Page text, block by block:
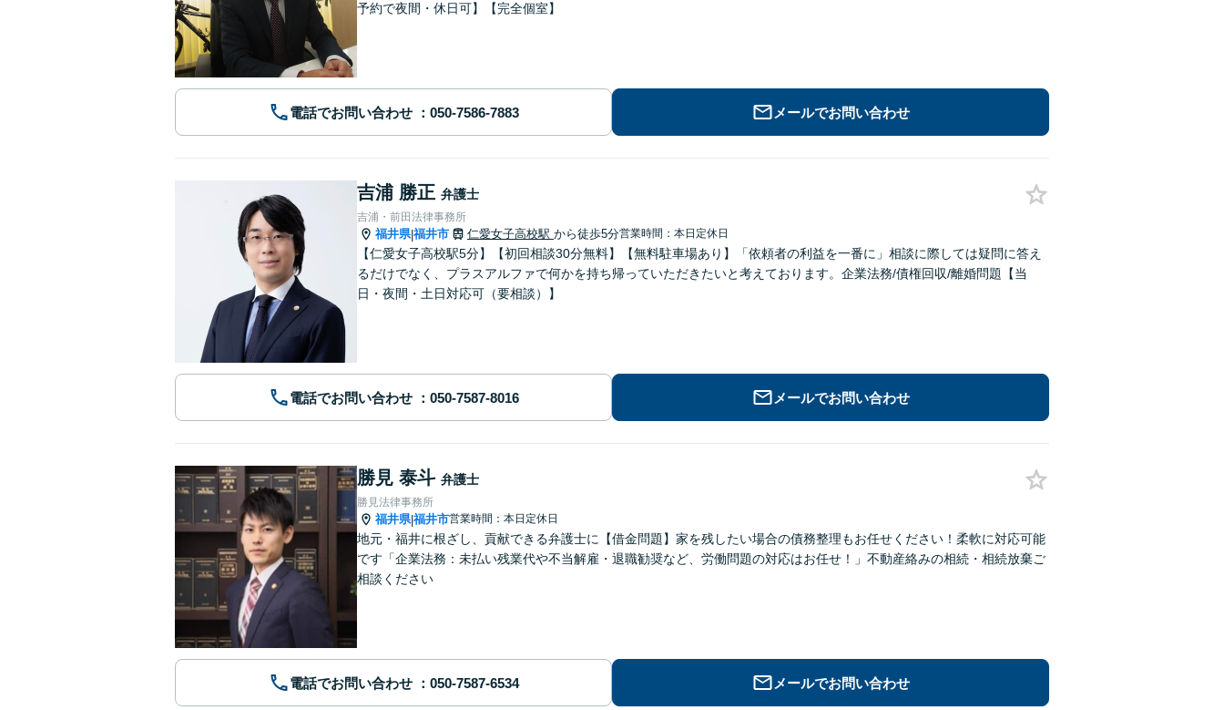
予約で夜間・休日可】【完全個室】
電話でお問い合わせ メールでお問い合わせ
吉浦 勝正 弁護士
吉浦・前田法律事務所
福井県|福井市 仁愛女子高校駅 から徒歩5分営業時間：本日定休日
【仁愛女子高校駅5分】【初回相談30分無料】【無料駐車場あり】「依頼者の利益を一番に」相談に際しては疑問に答え
るだけでなく、プラスアルファで何かを持ち帰っていただきたいと考えております。企業法務/債権回収/離婚問題【当
日・夜間・土日対応可（要相談）】
電話でお問い合わせ メールでお問い合わせ
勝見 泰斗 弁護士
勝見法律事務所
福井県|福井市営業時間：本日定休日
地元・福井に根ざし、貢献できる弁護士に【借金問題】家を残したい場合の債務整理もお任せください！柔軟に対応可能
です「企業法務：未払い残業代や不当解雇・退職勧奨など、労働問題の対応はお任せ！」不動産絡みの相続・相続放棄ご
相談ください
電話でお問い合わせ メールでお問い合わせ